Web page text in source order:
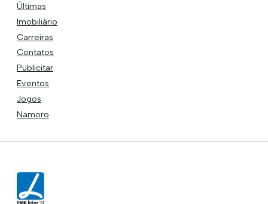
Últimas
Imobiliário
Carreiras
Contatos
Publicitar
Eventos
Jogos
Namoro